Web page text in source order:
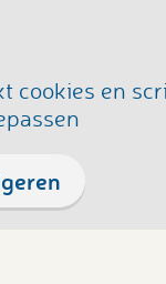
cookies en